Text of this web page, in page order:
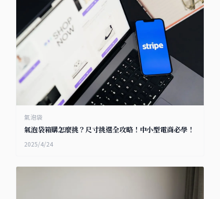
氣泡袋
氣泡袋箱購怎麼挑？尺寸挑選全攻略！中小型電商必學！
2025/4/24